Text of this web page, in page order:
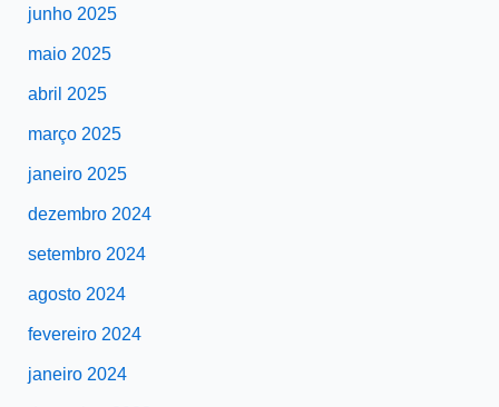
junho 2025
maio 2025
abril 2025
março 2025
janeiro 2025
dezembro 2024
setembro 2024
agosto 2024
fevereiro 2024
janeiro 2024